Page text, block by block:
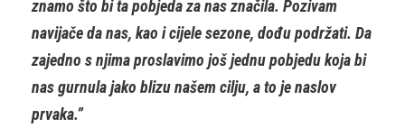
znamo što bi ta pobjeda za nas značila. Pozivam
navijače da nas, kao i cijele sezone, dođu podržati. Da
zajedno s njima proslavimo još jednu pobjedu koja bi
nas gurnula jako blizu našem cilju, a to je naslov
prvaka.”